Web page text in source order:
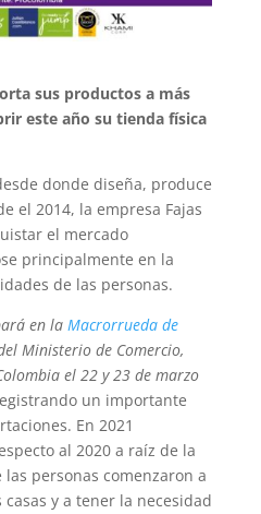
sus productos a más
este año su tienda física
donde diseña, produce
el 2014, la empresa Fajas
el mercado
principalmente en la
de las personas.
en la Macrorrueda de
Ministerio de Comercio,
el 22 y 23 de marzo
un importante
En 2021
al 2020 a raíz de la
personas comenzaron a
y a tener la necesidad